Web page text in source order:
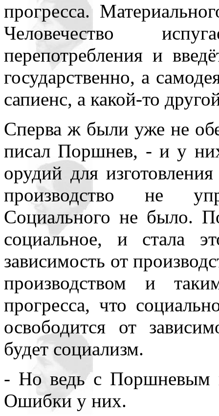
прогресса.
Человечество
перепотребления и
государственно, а
сапиенс, а какой-то
Сперва ж были уже не
писал Поршнев, - и у
орудий для
производство не
Социального не было.
социальное, и стала
зависимость от
производством и
прогресса, что
освободится от
будет социализм.
- Но ведь с Поршневым
Ошибки у них.